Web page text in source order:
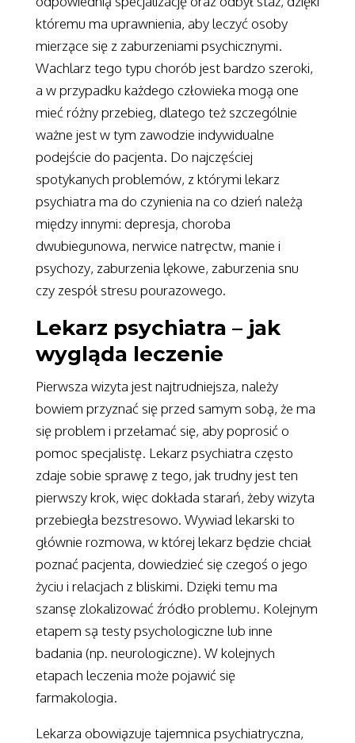
któremu ma uprawnienia, aby leczyć osoby
mierzące się z zaburzeniami psychicznymi.
Wachlarz tego typu chorób jest bardzo szeroki,
a w przypadku każdego człowieka mogą one
mieć różny przebieg, dlatego też szczególnie
ważne jest w tym zawodzie indywidualne
podejście do pacjenta. Do najczęściej
spotykanych problemów, z którymi lekarz
psychiatra ma do czynienia na co dzień należą
między innymi: depresja, choroba
dwubiegunowa, nerwice natręctw, manie i
psychozy, zaburzenia lękowe, zaburzenia snu
czy zespół stresu pourazowego.
Lekarz psychiatra – jak
wygląda leczenie
Pierwsza wizyta jest najtrudniejsza, należy
bowiem przyznać się przed samym sobą, że ma
się problem i przełamać się, aby poprosić o
pomoc specjalistę. Lekarz psychiatra często
zdaje sobie sprawę z tego, jak trudny jest ten
pierwszy krok, więc dokłada starań, żeby wizyta
przebiegła bezstresowo. Wywiad lekarski to
głównie rozmowa, w której lekarz będzie chciał
poznać pacjenta, dowiedzieć się czegoś o jego
życiu i relacjach z bliskimi. Dzięki temu ma
szansę zlokalizować źródło problemu. Kolejnym
etapem są testy psychologiczne lub inne
badania (np. neurologiczne). W kolejnych
etapach leczenia może pojawić się
farmakologia.
Lekarza obowiązuje tajemnica psychiatryczna,